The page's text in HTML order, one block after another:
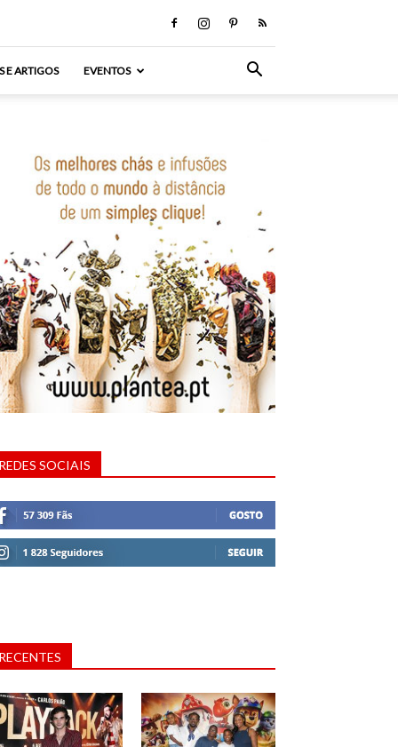
E ARTIGOS EVENTOS
SOCIAIS